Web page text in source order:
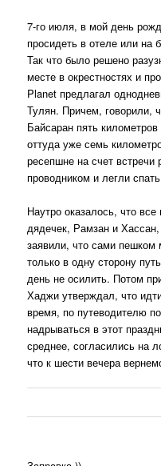
7-го июля, в мой день
просидеть в отеле или на
Так что было решено
месте в окрестностях и
Planet предлагал
Тулян. Причем, говорили,
Байсаран пять
оттуда уже семь
ресепшне на счет
проводником и легли
Наутро оказалось, что
дядечек, Рамзан и
заявили, что сами
только в одну сторону
день не осилить. Потом
Хаджи утверждал, что
время, по путеводителю
надрываться в этот
среднее, согласились на
что к шести вечера